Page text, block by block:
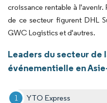
croissance rentable à
de ce secteur figurent DHL
GWC Logistics et d'autres.
Leaders du secteur de
événementielle en
YTO Express